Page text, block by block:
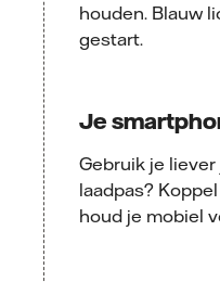
houden. Blauw
gestart.
Je
Gebruik je
laadpas?
houd je mobiel